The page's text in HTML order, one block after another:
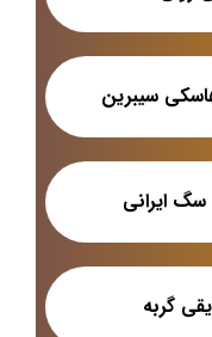
سیبرین
سگ ایرانی
گربه